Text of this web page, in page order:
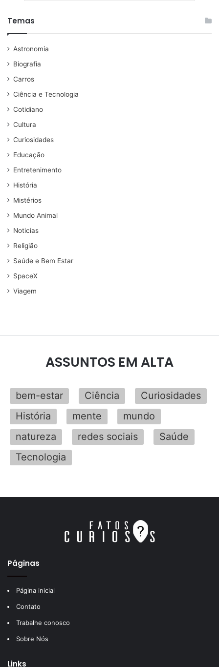
Temas
Astronomia
Biografia
Carros
Ciência e Tecnologia
Cotidiano
Cultura
Curiosidades
Educação
Entretenimento
História
Mistérios
Mundo Animal
Noticias
Religião
Saúde e Bem Estar
SpaceX
Viagem
ASSUNTOS EM ALTA
bem-estar Ciência
Curiosidades
História
mente
mundo
natureza
redes sociais
Saúde
Tecnologia
Páginas
Página inicial
Contato
Trabalhe conosco
Sobre Nós
Links